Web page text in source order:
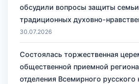
обсудили вопросы защиты
традиционных духовно-
30.07.2026
Состоялась торжественная
общественной приемной
отделения Всемирного русского